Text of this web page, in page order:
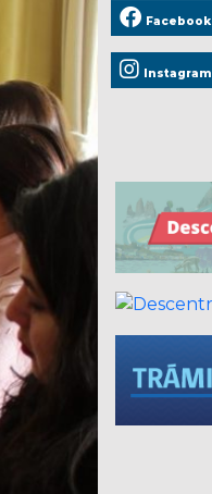
Facebook
Instagram